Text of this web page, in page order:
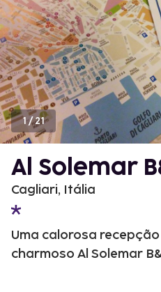
1/21
Al Solemar
Cagliari, Itália
Uma calorosa
charmoso Al Solemar